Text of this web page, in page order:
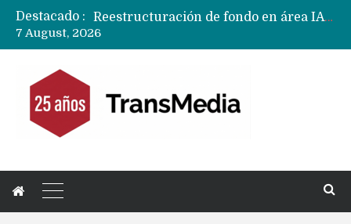
Destacado :
Reestructuración de fondo en área IA de Google pone en peligro acuerdo con Apple y salvataje de Siri
Sailfish OS la «joya» de sistema operativo que Europa planea financiar para competir contra Android, iOS y HarmonyOS
7 August, 2026